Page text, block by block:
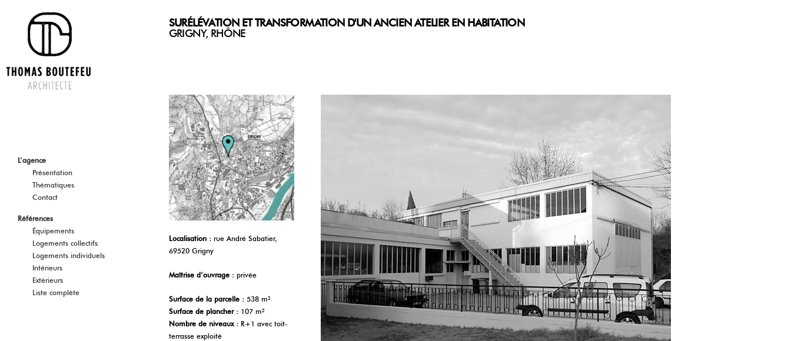
L’agence
Présentation
Thématiques
Contact
Références
Équipements
Logements collectifs
Logements individuels
Intérieurs
Extérieurs
Liste complète
SURÉLÉVATION ET TRANSFORMATION D'UN ANCIEN ATELIER EN HABITATION
GRIGNY, RHÔNE
Localisation :rue André Sabatier,
69520 Grigny
Maîtrise d’ouvrage :privée
Surface de la parcelle :538 m²
Surface de plancher :107 m²
Nombre de niveaux :R+1 avec toit-
terrasse exploité